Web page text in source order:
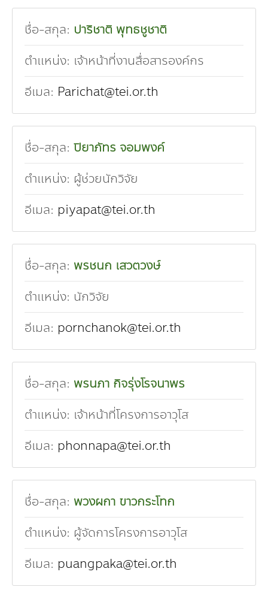
ชื่อ-สกุล: ปาริชาติ พุทธชูชาติ
ตำแหน่ง: เจ้าหน้าที่งานสื่อสารองค์กร
อีเมล: Parichat@tei.or.th
ชื่อ-สกุล: ปิยาภัทร จอมพงค์
ตำแหน่ง: ผู้ช่วยนักวิจัย
อีเมล: piyapat@tei.or.th
ชื่อ-สกุล: พรชนก เสวตวงษ์
ตำแหน่ง: นักวิจัย
อีเมล: pornchanok@tei.or.th
ชื่อ-สกุล: พรนภา กิจรุ่งโรจนาพร
ตำแหน่ง: เจ้าหน้าที่โครงการอาวุโส
อีเมล: phonnapa@tei.or.th
ชื่อ-สกุล: พวงผกา ขาวกระโทก
ตำแหน่ง: ผู้จัดการโครงการอาวุโส
อีเมล: puangpaka@tei.or.th